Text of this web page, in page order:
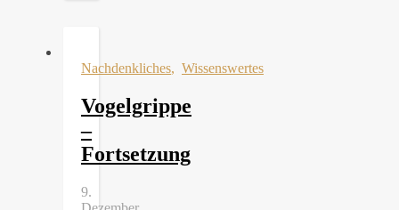
Nachdenkliches, Wissenswertes
Vogelgrippe
–
Fortsetzung
9.